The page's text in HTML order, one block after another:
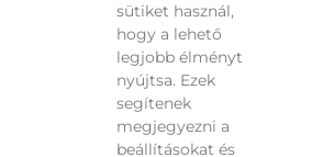
sütiket használ,
hogy a lehető
legjobb élményt
nyújtsa. Ezek
segítenek
megjegyezni a
beállításokat és